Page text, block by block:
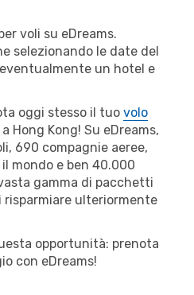
voli su eDreams.
selezionando le date del
un hotel e
oggi stesso il tuo volo
Hong Kong! Su eDreams,
690 compagnie aeree,
mondo e ben 40.000
gamma di pacchetti
ulteriormente
opportunità: prenota
con eDreams!